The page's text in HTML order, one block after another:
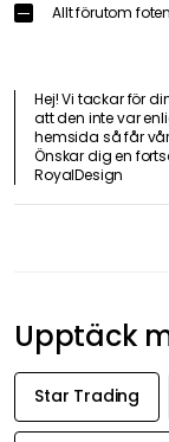
Allt förutom
Hej! Vi tackar för
att den inte var
hemsida så får
Önskar dig en
RoyalDesign
Upptäck
Star Trading